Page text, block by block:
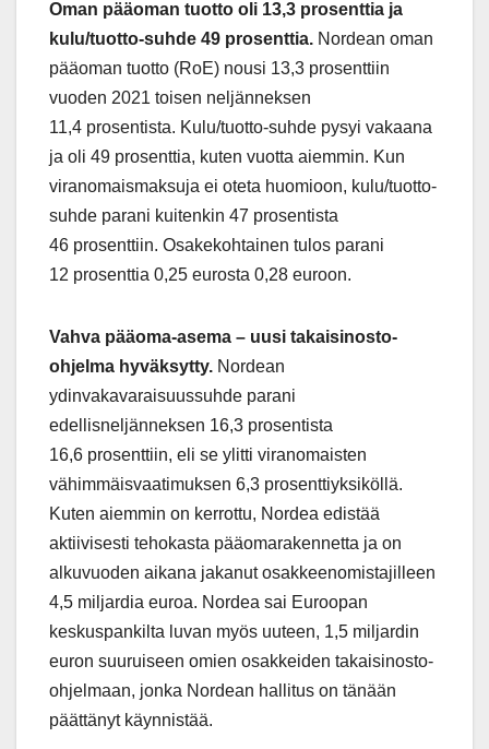
Oman pääoman tuotto oli 13,3 prosenttia ja
kulu/tuotto-suhde 49 prosenttia. Nordean oman
pääoman tuotto (RoE) nousi 13,3 prosenttiin
vuoden 2021 toisen neljänneksen
11,4 prosentista. Kulu/tuotto-suhde pysyi vakaana
ja oli 49 prosenttia, kuten vuotta aiemmin. Kun
viranomaismaksuja ei oteta huomioon, kulu/tuotto-
suhde parani kuitenkin 47 prosentista
46 prosenttiin. Osakekohtainen tulos parani
12 prosenttia 0,25 eurosta 0,28 euroon.
Vahva pääoma-asema – uusi takaisinosto-
ohjelma hyväksytty. Nordean
ydinvakavaraisuussuhde parani
edellisneljänneksen 16,3 prosentista
16,6 prosenttiin, eli se ylitti viranomaisten
vähimmäisvaatimuksen 6,3 prosenttiyksiköllä.
Kuten aiemmin on kerrottu, Nordea edistää
aktiivisesti tehokasta pääomarakennetta ja on
alkuvuoden aikana jakanut osakkeenomistajilleen
4,5 miljardia euroa. Nordea sai Euroopan
keskuspankilta luvan myös uuteen, 1,5 miljardin
euron suuruiseen omien osakkeiden takaisinosto-
ohjelmaan, jonka Nordean hallitus on tänään
päättänyt käynnistää.